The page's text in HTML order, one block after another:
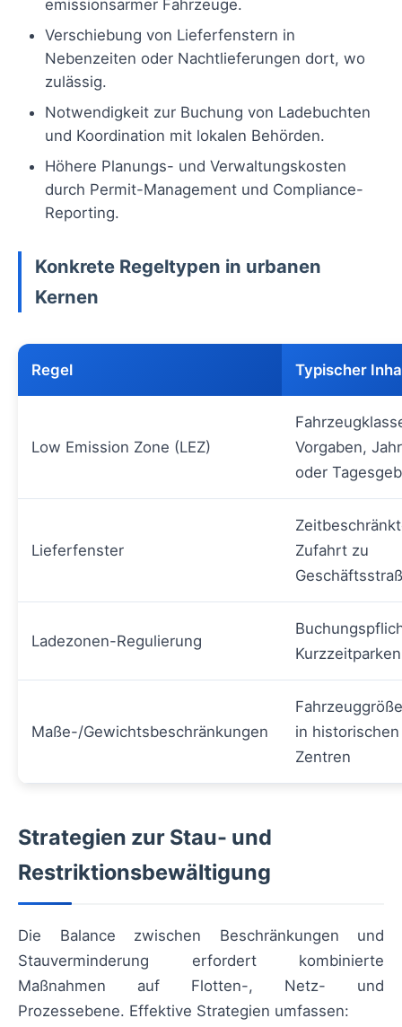
emissionsarmer Fahrzeuge.
Verschiebung von Lieferfenstern in
Nebenzeiten oder Nachtlieferungen dort, wo
zulässig.
Notwendigkeit zur Buchung von Ladebuchten
und Koordination mit lokalen Behörden.
Höhere Planungs- und Verwaltungskosten
durch Permit-Management und Compliance-
Reporting.
Konkrete Regeltypen in urbanen
Kernen
Regel Typischer
Low Emission Zone (LEZ)
Vorgaben,
oder
Lieferfenster
Zufahrt zu
Ladezonen-Regulierung
Kurzzeitparken
Maße-/Gewichtsbeschränkungen
in historischen
Zentren
Strategien zur Stau- und
Restriktionsbewältigung
Die Balance zwischen Beschränkungen und
Stauverminderung erfordert kombinierte
Maßnahmen auf Flotten-, Netz- und
Prozessebene. Effektive Strategien umfassen: